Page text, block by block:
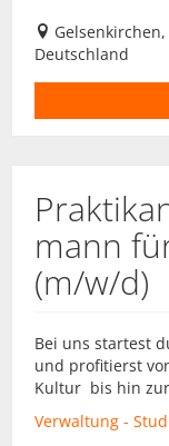
Deutschland
mann
(m/w/d)
Bei uns startest
und profitierst
Kultur bis hin
Verwaltung -